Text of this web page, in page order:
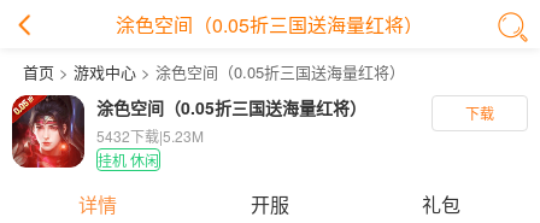
涂色空间（0.05折三国送海量红将）
首页> 游戏中心> 涂色空间（0.05折三国送海量红将）
下载
涂色空间（0.05折三国送海量红将）
5432下载|5.23M
挂机 休闲
详情 开服 礼包